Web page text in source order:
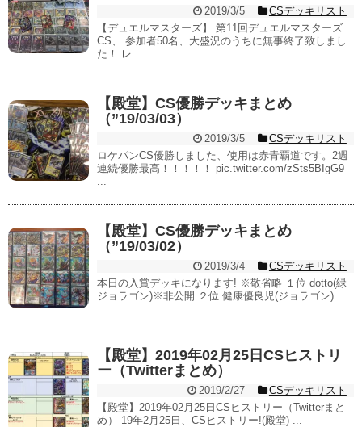
2019/3/5
CSデッキリスト
【デュエルマスターズ】 第11回デュエルマスターズ
CS、 参加者50名、大盛況のうちに無事終了致しまし
た！ レ...
【殿堂】CS優勝デッキまとめ
（”19/03/03）
2019/3/5
CSデッキリスト
ロケパンCS優勝しました、使用は赤青覇道です。2週
連続優勝最高！！！！！ pic.twitter.com/zSts5BIgG9
...
【殿堂】CS優勝デッキまとめ
（”19/03/02）
2019/3/4
CSデッキリスト
本日の入賞デッキになります! ※敬省略 １位 dotto(緑
ジョラゴン)※非公開 ２位 健康優良児(ジョラゴン) ...
【殿堂】2019年02月25日CSヒストリ
ー（Twitterまとめ）
2019/2/27
CSデッキリスト
【殿堂】2019年02月25日CSヒストリー（Twitterまと
め） 19年2月25日、CSヒストリー!(殿堂) ...